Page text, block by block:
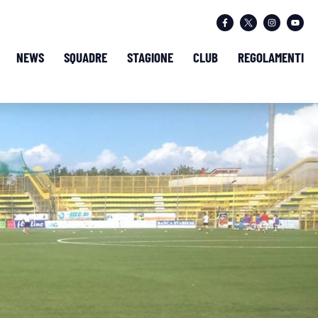
NEWS SQUADRE STAGIONE CLUB REGOLAMENTI